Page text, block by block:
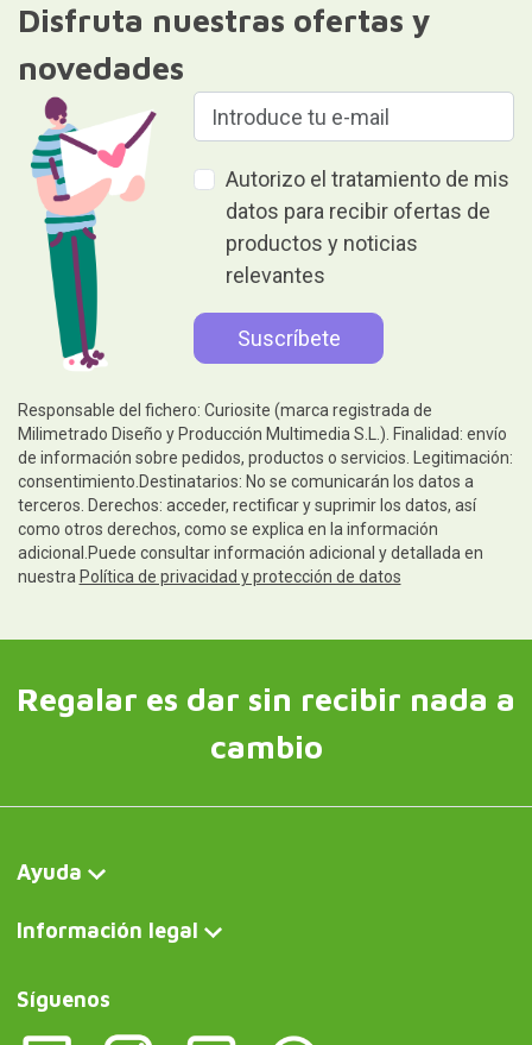
Disfruta nuestras ofertas y
novedades
Autorizo el tratamiento de mis
datos para recibir ofertas de
productos y noticias
relevantes
Responsable del fichero: Curiosite (marca registrada de
Milimetrado Diseño y Producción Multimedia S.L.). Finalidad: envío
de información sobre pedidos, productos o servicios. Legitimación:
consentimiento.Destinatarios: No se comunicarán los datos a
terceros. Derechos: acceder, rectificar y suprimir los datos, así
como otros derechos, como se explica en la información
adicional.Puede consultar información adicional y detallada en
nuestra Política de privacidad y protección de datos
Regalar es dar sin recibir nada a
cambio
Ayuda
Información legal
Síguenos